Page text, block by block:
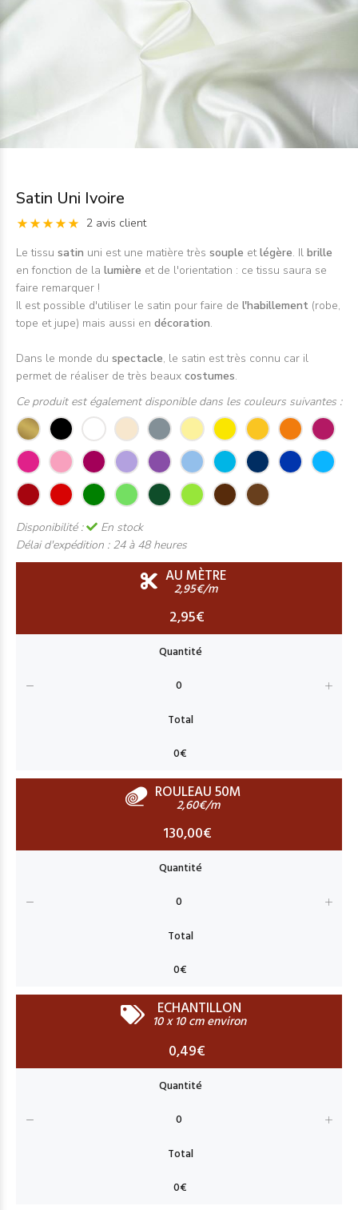
Satin Uni Ivoire
2 avis client
Le tissu satin uni est une matière très souple etlégère. Il brille
en fonction de la lumière et de l'orientation : ce tissu saura se
faire remarquer !
Il est possible d'utiliser le satin pour faire de l'habillement (robe,
tope et jupe) mais aussi en décoration.
Dans le monde du spectacle, le satin est très connu car il
permet de réaliser de très beaux costumes.
Ce produit est également disponible dans les couleurs suivantes :
Disponibilité :
En stock
Délai d'expédition : 24 à 48 heures
AU MÈTRE
2,95€/m
2,95€
ROULEAU 50M
2,60€/m
130,00€
ECHANTILLON
10 x 10 cm environ
0,49€